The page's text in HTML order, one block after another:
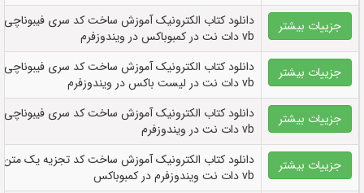
جزییات بیشتر
دانلود کتاب الکترونيک آموزش ساخت کد سری فیبوناچی
vb دات نت در کمبوباکس در ویندوزفرم
جزییات بیشتر
دانلود کتاب الکترونيک آموزش ساخت کد سری فیبوناچی
vb دات نت در لیست باکس در ویندوزفرم
جزییات بیشتر
دانلود کتاب الکترونيک آموزش ساخت کد سری فیبوناچی
vb دات نت در ویندوزفرم
جزییات بیشتر
دانلود کتاب الکترونيک آموزش ساخت کد تجزیه یک متن
vb دات نت ویندوزفرم در کمبوباکس